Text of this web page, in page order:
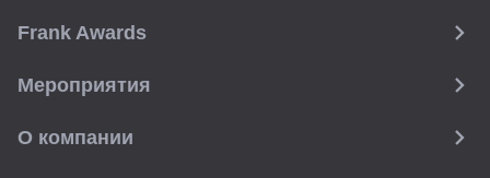
Frank Awards
Мероприятия
О компании